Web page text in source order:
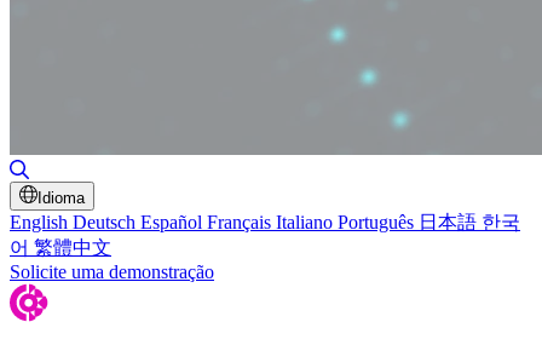
Idioma
English Deutsch Español Français Italiano Português 日本語 한국
어 繁體中文
Solicite uma demonstração